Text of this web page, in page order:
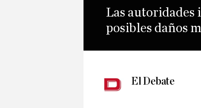
Las autoridades
posibles daños
El Debate